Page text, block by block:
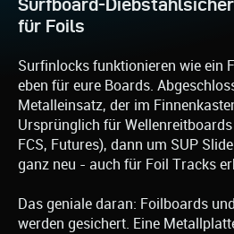
Surfboard-
für Foils
Surfinlocks funktionieren wie ein
eben für eure Boards.
Metalleinsatz, der im
Ursprünglich für
FCS, Futures), dann um SUP
ganz neu - auch für Foil Tracks
Das geniale daran: Foilboards
werden gesichert. Eine